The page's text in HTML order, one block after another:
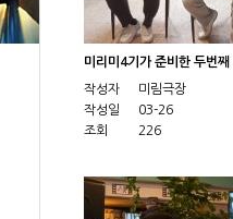
미리미4기가 준비한 두번
작성자
미림극장
작성일
03-26
조회
226